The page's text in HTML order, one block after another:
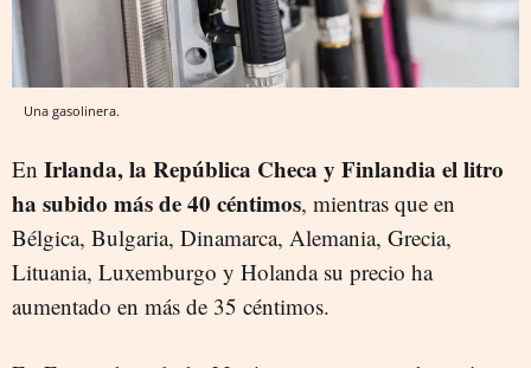
Una gasolinera.
En Irlanda, la República Checa y Finlandia el litro
ha subido más de 40 céntimos, mientras que en
Bélgica, Bulgaria, Dinamarca, Alemania, Grecia,
Lituania, Luxemburgo y Holanda su precio ha
aumentado en más de 35 céntimos.